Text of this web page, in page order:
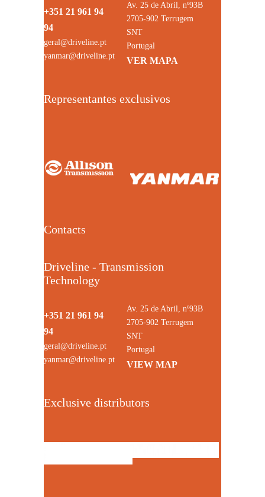
+351 21 961 94
94
geral@driveline.pt
yanmar@driveline.pt
Av. 25 de Abril, nº93B
2705-902 Terrugem
SNT
Portugal
VER MAPA
Representantes exclusivos
Contacts
Driveline - Transmission
Technology
+351 21 961 94
94
geral@driveline.pt
yanmar@driveline.pt
Av. 25 de Abril, nº93B
2705-902 Terrugem
SNT
Portugal
VIEW MAP
Exclusive distributors